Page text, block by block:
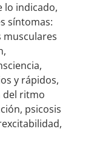
lo indicado,
síntomas:
musculares
y rápidos,
del ritmo
psicosis